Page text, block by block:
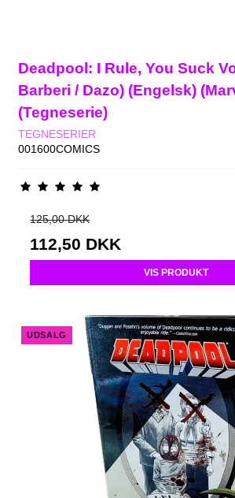
Deadpool: I Rule, You Suck
Barberi / Dazo) (Engelsk)
(Tegneserie)
TEGNESERIER
001600COMICS
125,00 DKK
112,50 DKK
VIS PRODUKT
UDSALG